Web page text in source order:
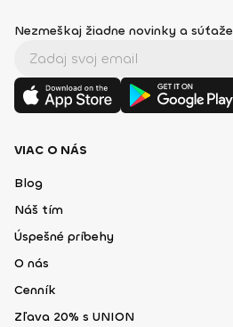
Nezmeškaj žiadne novinky a súťaže
VIAC O NÁS
Blog
Náš tím
Úspešné príbehy
O nás
Cenník
Zľava 20% s UNION